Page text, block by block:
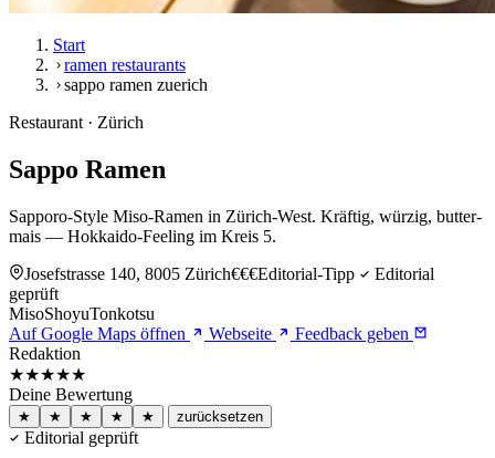
Start
ramen restaurants
sappo ramen zuerich
Restaurant · Zürich
Sappo Ramen
Sapporo-Style Miso-Ramen in Zürich-West. Kräftig, würzig, butter-
mais — Hokkaido-Feeling im Kreis 5.
Josefstrasse 140, 8005 Zürich€€€Editorial-Tipp
Editorial
geprüft
MisoShoyuTonkotsu
Auf Google Maps öffnen
Webseite
Feedback geben
Redaktion
★★★★★
Deine Bewertung
★ ★ ★ ★ ★ zurücksetzen
Editorial geprüft